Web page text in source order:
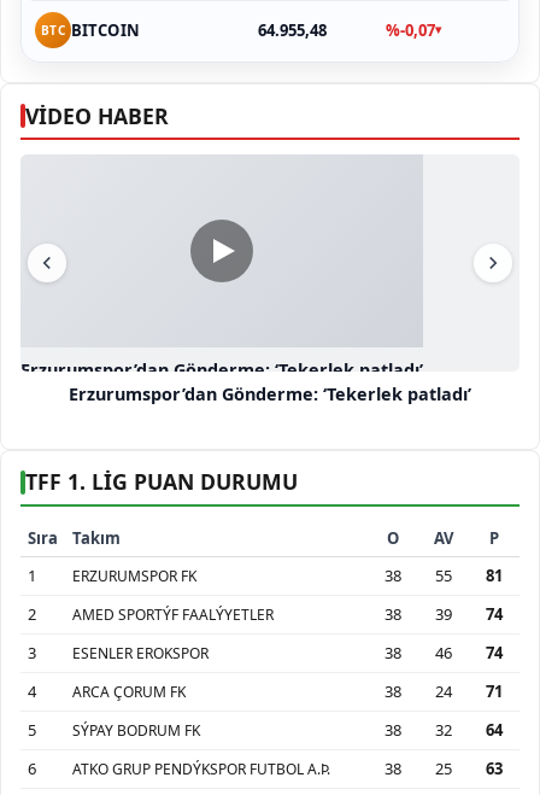
BTC BITCOIN 64.955,48 %-0,07▾
VİDEO HABER
Erzurumspor’dan Gönderme: ‘Tekerlek patladı’
Erzurumspor’dan Gönderme: ‘Tekerlek patladı’
TFF 1. LİG PUAN DURUMU
Sıra Takım O AV
P
1
ERZURUMSPOR FK 38 55
81
2
AMED SPORTÝF FAALÝYETLER 38 39
74
3
ESENLER EROKSPOR 38 46
74
4
ARCA ÇORUM FK 38 24
71
5
SÝPAY BODRUM FK 38 32
64
6
ATKO GRUP PENDÝKSPOR FUTBOL A.Þ. 38 25 63